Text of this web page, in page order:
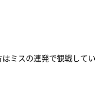
ミスの連発で観戦してい